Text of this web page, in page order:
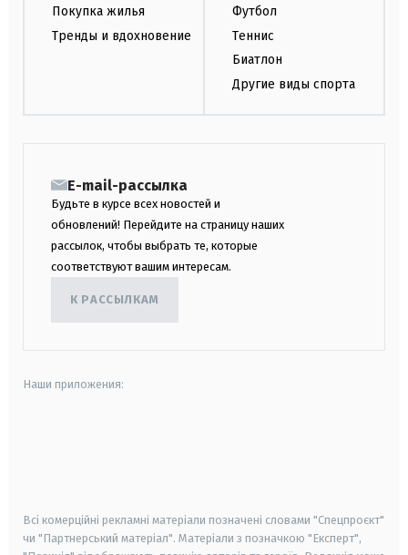
Покупка жилья
Тренды и вдохновение
Футбол
Теннис
Биатлон
Другие виды спорта
E-mail-рассылка
Будьте в курсе всех новостей и
обновлений! Перейдите на страницу наших
рассылок, чтобы выбрать те, которые
соответствуют вашим интересам.
К РАССЫЛКАМ
Наши приложения:
Всі комерційні рекламні матеріали позначені словами "Спецпроєкт"
чи "Партнерський матеріал". Матеріали з позначкою "Експерт",